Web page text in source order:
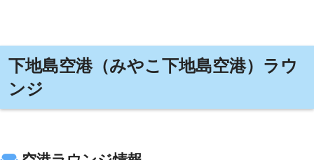
下地島空港（みやこ下地島空港）ラウ
ンジ